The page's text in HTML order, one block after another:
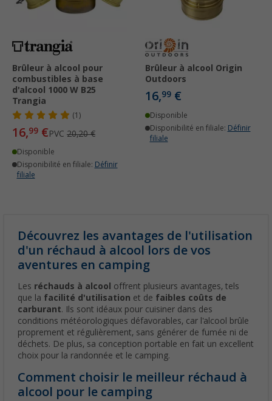
Brûleur à alcool pour
combustibles à base
d'alcool 1000 W B25
Trangia
(1)
16,99 €PVC 20,20 €
Disponible
Disponibilité en filiale: Définir
filiale
Brûleur à alcool Origin
Outdoors
16,99 €
Disponible
Disponibilité en filiale: Définir
filiale
Découvrez les avantages de l'utilisation
d'un réchaud à alcool lors de vos
aventures en camping
Les réchauds à alcool
offrent plusieurs avantages, tels
que la facilité d'utilisation et de faibles coûts de
carburant. Ils sont idéaux pour cuisiner dans des
conditions météorologiques défavorables, car l'alcool brûle
proprement et régulièrement, sans générer de fumée ni de
déchets. De plus, sa conception portable en fait un excellent
choix pour la randonnée et le camping.
Comment choisir le meilleur réchaud à
alcool pour le camping